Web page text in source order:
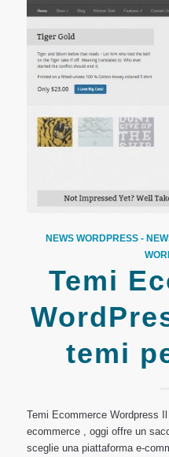
NEWS WORDPRESS -
Temi
temi
Temi Ecommerce Wordpress
ecommerce , oggi offre un
sceglie una piattaforma e-